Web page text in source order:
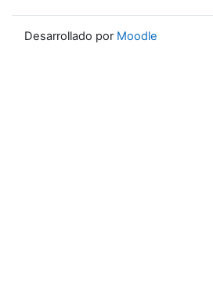
Desarrollado por Moodle